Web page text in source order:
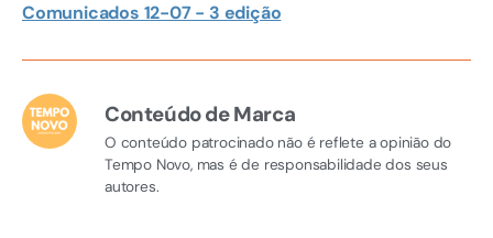
Comunicados 12-07 - 3 edição
Conteúdo de Marca
O conteúdo patrocinado não é reflete a opinião do
Tempo Novo, mas é de responsabilidade dos seus
autores.